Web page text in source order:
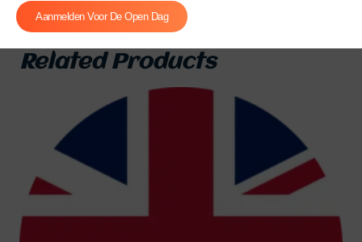
Related Products
Aanmelden Voor De Open Dag